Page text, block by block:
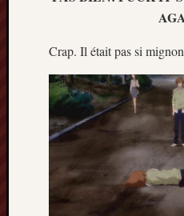
Crap. Il était pas si